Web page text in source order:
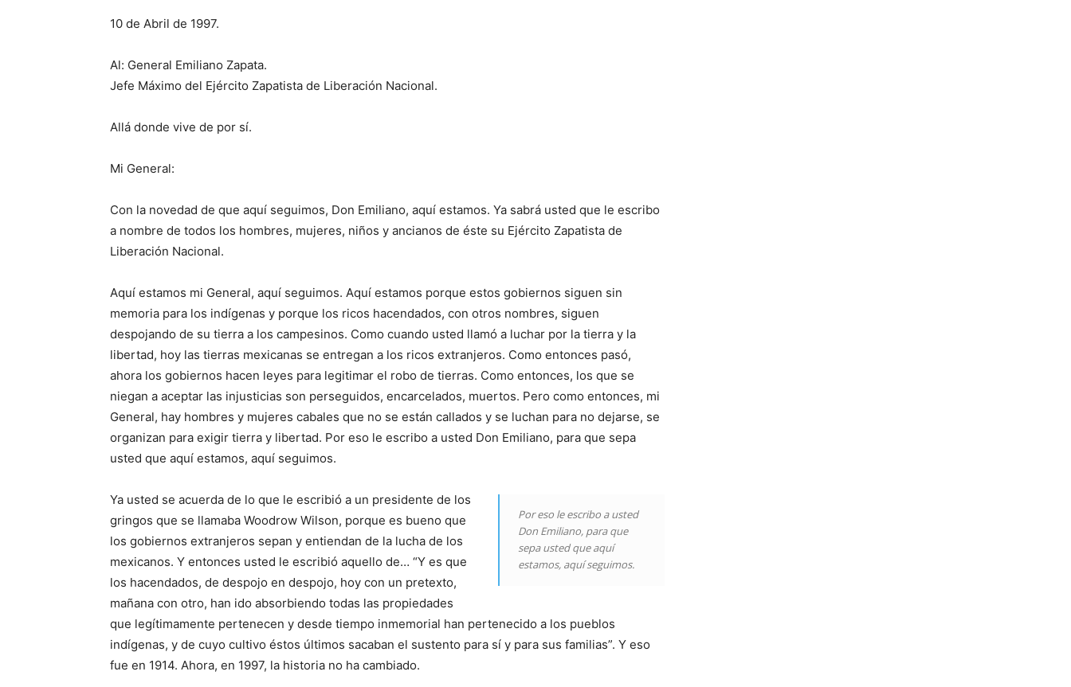
10 de Abril de 1997.
Al: General Emiliano Zapata.
Jefe Máximo del Ejército Zapatista de Liberación Nacional.
Allá donde vive de por sí.
Mi General:
Con la novedad de que aquí seguimos, Don Emiliano, aquí estamos. Ya sabrá usted que le escribo
a nombre de todos los hombres, mujeres, niños y ancianos de éste su Ejército Zapatista de
Liberación Nacional.
Aquí estamos mi General, aquí seguimos. Aquí estamos porque estos gobiernos siguen sin
memoria para los indígenas y porque los ricos hacendados, con otros nombres, siguen
despojando de su tierra a los campesinos. Como cuando usted llamó a luchar por la tierra y la
libertad, hoy las tierras mexicanas se entregan a los ricos extranjeros. Como entonces pasó,
ahora los gobiernos hacen leyes para legitimar el robo de tierras. Como entonces, los que se
niegan a aceptar las injusticias son perseguidos, encarcelados, muertos. Pero como entonces, mi
General, hay hombres y mujeres cabales que no se están callados y se luchan para no dejarse, se
organizan para exigir tierra y libertad. Por eso le escribo a usted Don Emiliano, para que sepa
usted que aquí estamos, aquí seguimos.
Por eso le escribo a usted
Don Emiliano, para que
sepa usted que aquí
estamos, aquí seguimos.
Ya usted se acuerda de lo que le escribió a un presidente de los
gringos que se llamaba Woodrow Wilson, porque es bueno que
los gobiernos extranjeros sepan y entiendan de la lucha de los
mexicanos. Y entonces usted le escribió aquello de… “Y es que
los hacendados, de despojo en despojo, hoy con un pretexto,
mañana con otro, han ido absorbiendo todas las propiedades
que legítimamente pertenecen y desde tiempo inmemorial han pertenecido a los pueblos
indígenas, y de cuyo cultivo éstos últimos sacaban el sustento para sí y para sus familias”. Y eso
fue en 1914. Ahora, en 1997, la historia no ha cambiado.